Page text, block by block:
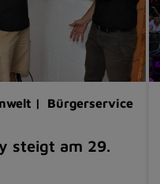
| Bürgerservice
steigt am 29.